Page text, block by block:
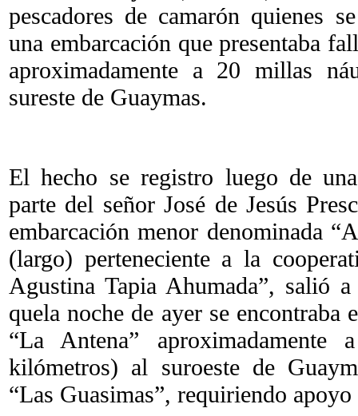
pescadores de camarón quienes
una embarcación que presentaba
aproximadamente a 20 millas
sureste de Guaymas.
El hecho se registro luego de
parte del señor José de Jesús
embarcación menor denominada
(largo) perteneciente a la
Agustina Tapia Ahumada”, salió
quela noche de ayer se
“La Antena”
kilómetros) al suroeste de
“Las Guasimas”, requiriendo